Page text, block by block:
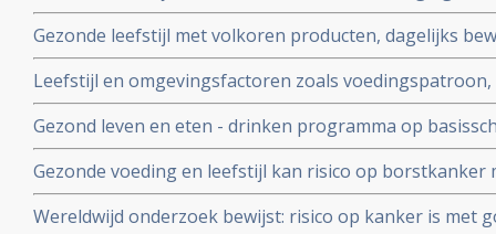
vaker ziek worden en verlengt levensduur met 6 jaar
onder 9000 mensen van middelbare leeftijd.
Gezonde leefstijl met volkoren producten, dagelijks
bewerkt vlees kan darmkanker voorkomen tot wel 45
Leefstijl en omgevingsfactoren zoals
luchtvervuiling spelen veel grotere rol - 70 tot 80
vormen van kanker dan pech in de vorm van erfelijke
Gezond leven en eten - drinken programma op
heeft langdurige positieve invloed op verminderen en
Gezonde voeding en leefstijl kan risico op borstkanker
ook andere vormen van kanker zijn gevoelig voor
nieuwe analyse van grootschalig rapport van het
Wereldwijd onderzoek bewijst: risico op kanker is met